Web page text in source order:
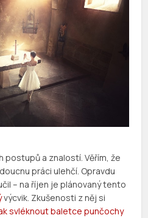
postupů a znalostí. Věřím, že
práci ulehčí. Opravdu
– na říjen je plánovaný tento
výcvik. Zkušenosti z něj si
svléknout baletce punčochy